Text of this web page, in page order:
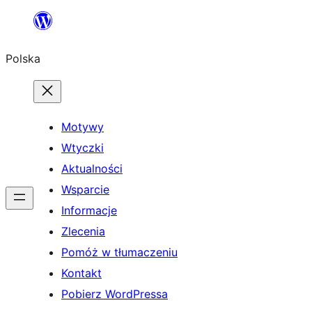
Przejdź
treści
Polska
Motywy
Wtyczki
Aktualności
Wsparcie
Informacje
Zlecenia
Pomóż w tłumaczeniu
Kontakt
Pobierz WordPressa